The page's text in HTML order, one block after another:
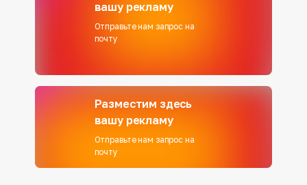
вашу рекламу
Отправьте нам запрос на
почту
Разместим здесь
вашу рекламу
Отправьте нам запрос на
почту